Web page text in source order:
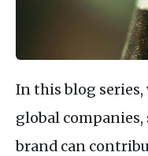
In this blog
global
brand can